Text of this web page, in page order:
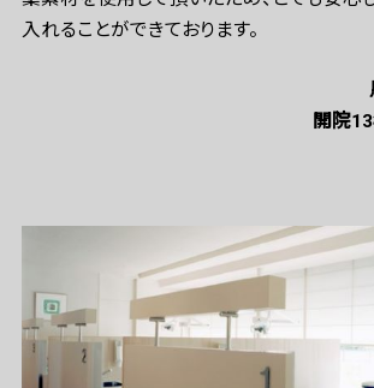
入れることができております。
開院